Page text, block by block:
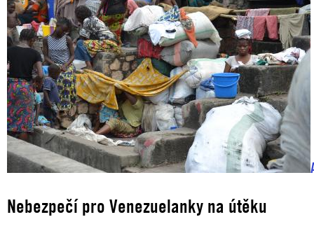
Nebezpečí pro Venezuelanky na útěku